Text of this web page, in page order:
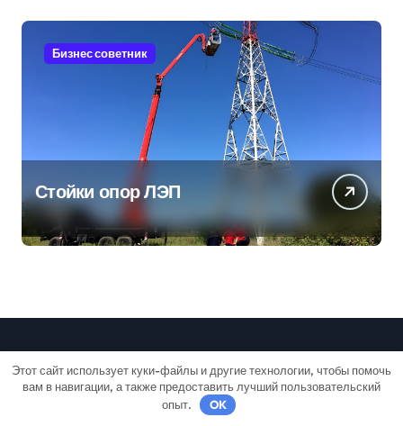
Бизнес советник
Стойки опор ЛЭП
Уютный Дом
Этот сайт использует куки-файлы и другие технологии, чтобы помочь
вам в навигации, а также предоставить лучший пользовательский
опыт.
OK